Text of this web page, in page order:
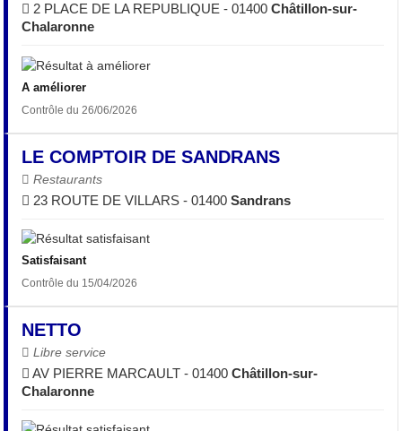
2 PLACE DE LA REPUBLIQUE - 01400Châtillon-sur-
Chalaronne
A améliorer
Contrôle du 26/06/2026
LE COMPTOIR DE SANDRANS
Restaurants
23 ROUTE DE VILLARS - 01400Sandrans
Satisfaisant
Contrôle du 15/04/2026
NETTO
Libre service
AV PIERRE MARCAULT - 01400Châtillon-sur-
Chalaronne